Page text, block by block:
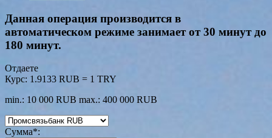
Данная операция производится в
автоматическом режиме занимает от 30 минут до
180 минут.
Отдаете
Курс: 1.9133 RUB = 1 TRY
min.: 10 000 RUB max.: 400 000 RUB
Сумма*: